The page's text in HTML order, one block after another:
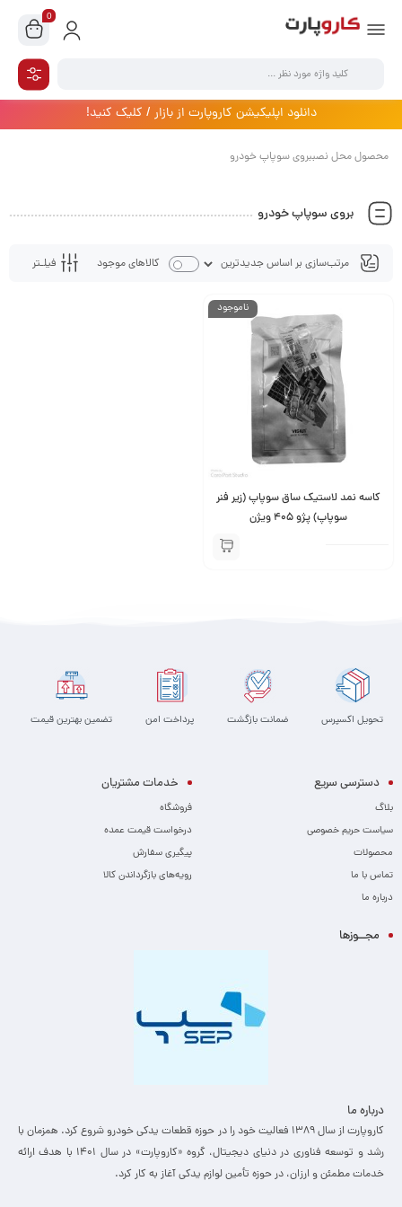
0
دانلود اپلیکیشن کاروپارت از بازار / کلیک کنید!
محصول محل نصببروی سوپاپ خودرو
بروی سوپاپ خودرو
فیلـتر کالاهای موجود
ناموجود
کاسه نمد لاستیک ساق سوپاپ (زیر فنر
سوپاپ) پژو 405 ویژن
تحویل اکسپرس ضمانت بازگشت پرداخت امن تضمین بهترین قیمت
دسترسی سریع
بلاگ
سیاست حریم خصوصی
محصولات
تماس با ما
درباره ما
خدمات مشتریان
فروشگاه
درخواست قیمت عمده
پیگیری سفارش
رویه‌های بازگرداندن کالا
مجــوزها
درباره ما
کاروپارت از سال ۱۳۸۹ فعالیت خود را در حوزه قطعات یدکی خودرو شروع کرد. همزمان با
رشد و توسعه فناوری در دنیای دیجیتال، گروه «کاروپارت» در سال ۱۴۰۱ با هدف ارائه
خدمات مطمئن و ارزان، ­در حوزه تأمین لوازم یدکی آغاز به کار کرد.